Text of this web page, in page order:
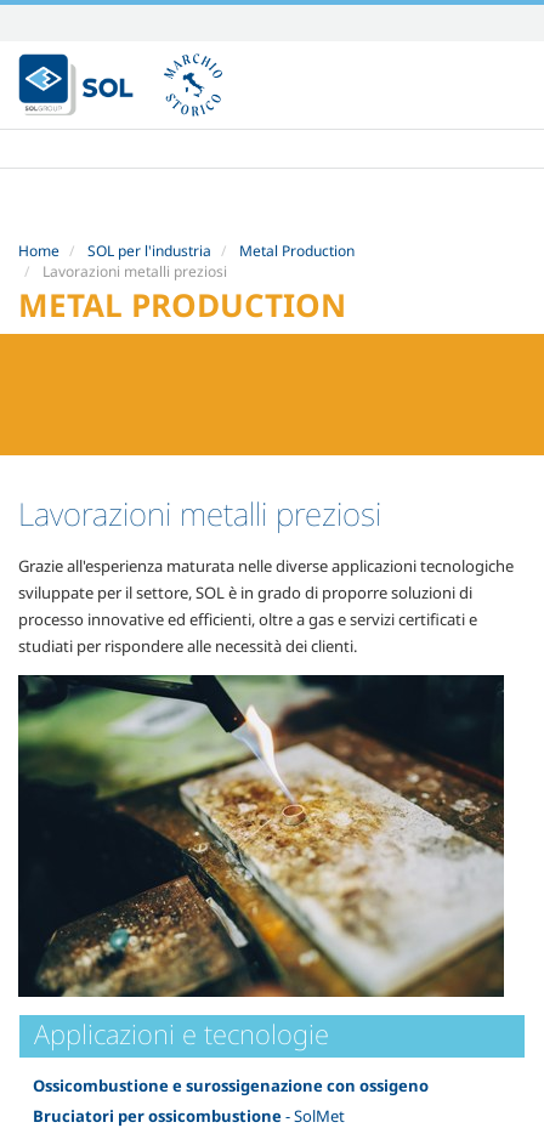
Salta
ai
contenuti.
|
alla
Home SOL per l'industria
Metal Production
Lavorazioni metalli preziosi
METAL PRODUCTION
Lavorazioni metalli preziosi
Grazie all'esperienza maturata nelle diverse applicazioni tecnologiche
sviluppate per il settore, SOL è in grado di proporre soluzioni di
processo innovative ed efficienti, oltre a gas e servizi certificati e
studiati per rispondere alle necessità dei clienti.
Applicazioni e tecnologie
Ossicombustione e surossigenazione con ossigeno
Bruciatori per ossicombustione- SolMet